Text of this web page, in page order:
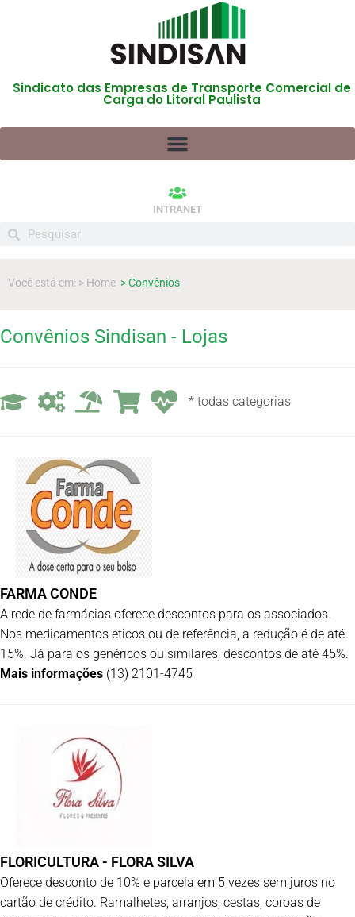
Sindicato das Empresas de Transporte Comercial de
Carga do Litoral Paulista
INTRANET
Você está em: > Home > Convênios
Convênios Sindisan - Lojas
* todas categorias
FARMA CONDE
A rede de farmácias oferece descontos para os associados.
Nos medicamentos éticos ou de referência, a redução é de até
15%. Já para os genéricos ou similares, descontos de até 45%.
Mais informações (13) 2101-4745
FLORICULTURA - FLORA SILVA
Oferece desconto de 10% e parcela em 5 vezes sem juros no
cartão de crédito. Ramalhetes, arranjos, cestas, coroas de